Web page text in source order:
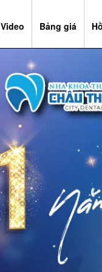
Video Bảng giá